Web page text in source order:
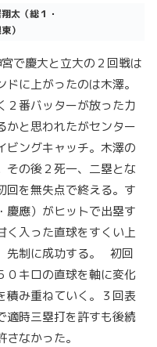
太（総１・
）
で慶大と立大の２回戦は
に上がったのは木澤。
２番バッターが放った力
かと思われたがセンター
ビングキャッチ。木澤の
その後２死一、二塁とな
回を無失点で終える。す
慶應）がヒットで出塁す
く入った直球をすくい上
先制に成功する。 初回
０キロの直球を軸に変化
積み重ねていく。３回表
適時三塁打を許すも後続
なかった。